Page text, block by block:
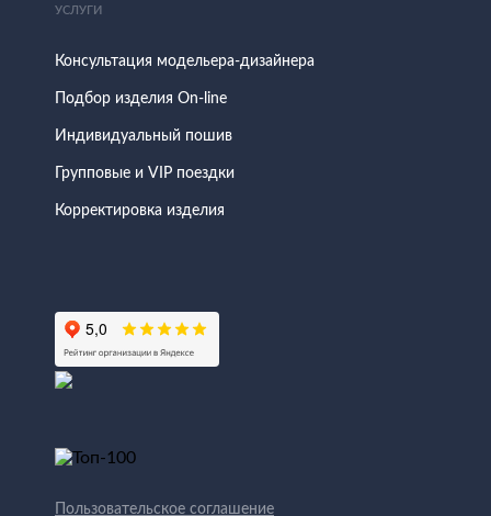
УСЛУГИ
Консультация модельера-дизайнера
Подбор изделия On-line
Индивидуальный пошив
Групповые и VIP поездки
Корректировка изделия
Пользовательское соглашение